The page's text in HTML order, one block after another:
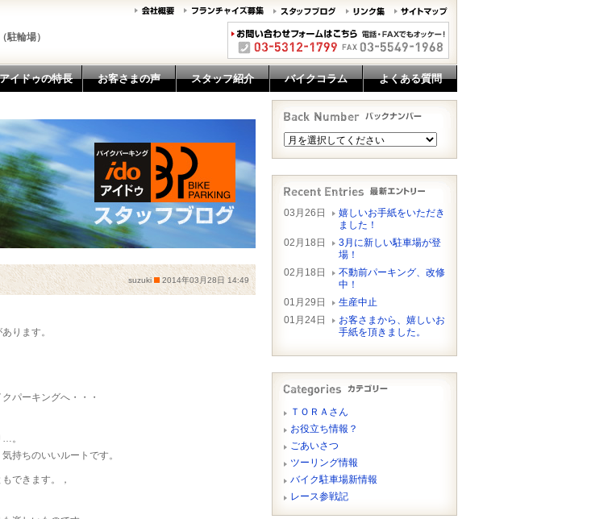
駐輪場）
イドゥの特長 お客さまの声 スタッフ紹介 バイクコラム よくある質問
suzuki 2014年03月28日 14:49
ります。
パーキングへ・・・
。
持ちのいいルートです。
できます。，
03月26日
嬉しいお手紙をいただき
ました！
02月18日
3月に新しい駐車場が登
場！
02月18日
不動前パーキング、改修
中！
01月29日
生産中止
01月24日
お客さまから、嬉しいお
手紙を頂きました。
ＴＯＲＡさん
お役立ち情報？
ごあいさつ
ツーリング情報
バイク駐車場新情報
レース参戦記